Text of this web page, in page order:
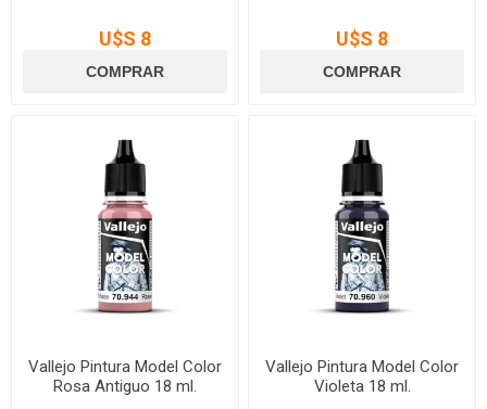
U$S 8 U$S 8
Vallejo Pintura Model Color
Rosa Antiguo 18 ml.
Vallejo Pintura Model Color
Violeta 18 ml.